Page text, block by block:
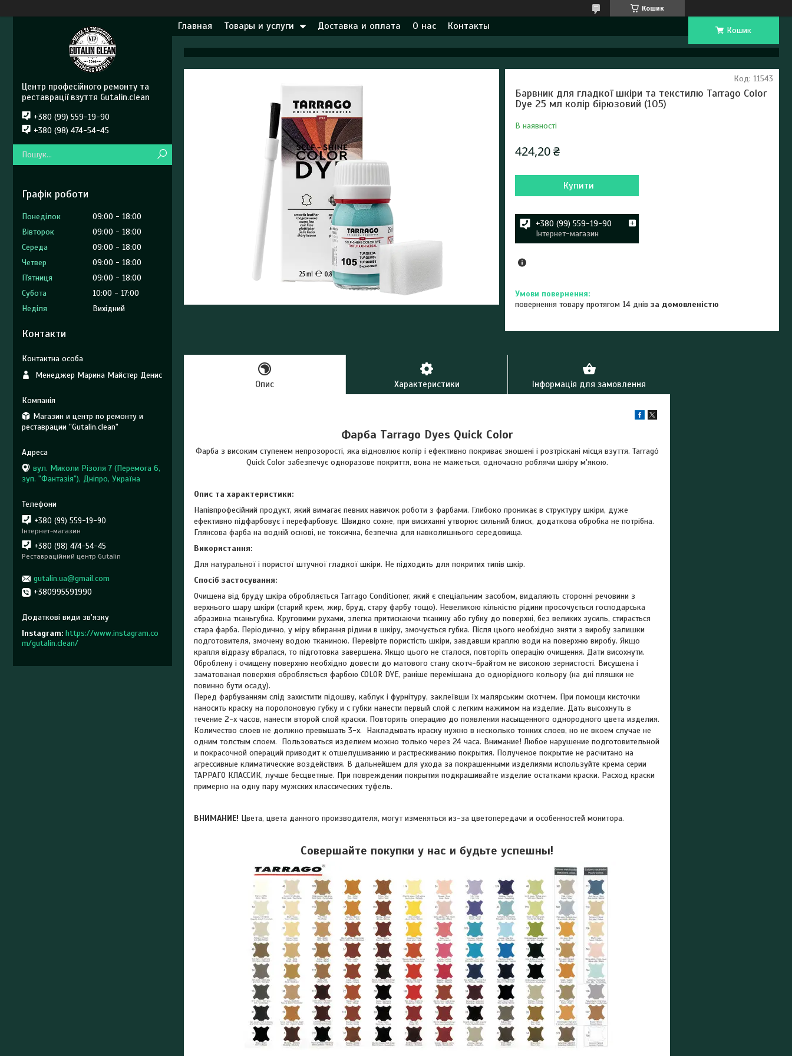
Кошик
Главная Товары и услуги Доставка и оплата О нас Контакты Кошик
Барвник для гладкої шкіри та текстилю Tarrago Color
Dye 25 мл колір бірюзовий (105)
В наявності
Код: 11543
424,20 ₴
Купити
+380 (99) 559-19-90
Інтернет-магазин
повернення товару протягом 14 днівза домовленістю
Опис Характеристики Інформація для замовлення
Фарба Tarrago Dyes Quick Color
Фарба з високим ступенем непрозорості, яка відновлює колір і ефективно покриває зношені і розтріскані місця взуття. Tarragó
Quick Color забезпечує одноразове покриття, вона не мажеться, одночасно роблячи шкіру м'якою.
Опис та характеристики:
Напівпрофесійний продукт, який вимагає певних навичок роботи з фарбами. Глибоко проникає в структуру шкіри, дуже
ефективно підфарбовує і перефарбовує. Швидко сохне, при висиханні утворює сильний блиск, додаткова обробка не потрібна.
Глянсова фарба на водній основі, не токсична, безпечна для навколишнього середовища.
Використання:
Для натуральної і пористої штучної гладкої шкіри. Не підходить для покритих типів шкір.
Спосіб застосування:
Очищена від бруду шкіра обробляється Tarrago Conditioner, який є спеціальним засобом, видаляють сторонні речовини з
верхнього шару шкіри (старий крем, жир, бруд, стару фарбу тощо). Невеликою кількістю рідини просочується господарська
абразивна тканьгубка. Круговими рухами, злегка притискаючи тканину або губку до поверхні, без великих зусиль, стирається
стара фарба. Періодично, у міру вбирання рідини в шкіру, змочується губка. Після цього необхідно зняти з виробу залишки
подготовителя, змочену водою тканиною. Перевірте пористість шкіри, завдавши краплю води на поверхню виробу. Якщо
крапля відразу вбралася, то підготовка завершена. Якщо цього не сталося, повторіть операцію очищення. Дати висохнути.
Оброблену і очищену поверхню необхідно довести до матового стану скотч-брайтом не високою зернистості. Висушена і
заматованая поверхня обробляється фарбою COLOR DYE, раніше перемішана до однорідного кольору (на дні пляшки не
повинно бути осаду).
Перед фарбуванням слід захистити підошву, каблук і фурнітуру, заклеївши їх малярським скотчем. При помощи кисточки
наносить краску на поролоновую губку и с губки нанести первый слой с легким нажимом на изделие. Дать высохнуть в
течение 2-х часов, нанести второй слой краски. Повторять операцию до появления насыщенного однородного цвета изделия.
Количество слоев не должно превышать 3-х. Накладывать краску нужно в несколько тонких слоев, но не вкоем случае не
одним толстым слоем. Пользоваться изделием можно только через 24 часа. Внимание! Любое нарушение подготовительной
и покрасочной операций приводит к отшелушиванию и растрескиванию покрытия. Полученое покрытие не расчитано на
агрессивные климатические воздействия. В дальнейшем для ухода за покрашенными изделиями используйте крема серии
ТАРРАГО КЛАССИК, лучше бесцветные. При повреждении покрытия подкрашивайте изделие остатками краски. Расход краски
примерно на одну пару мужских классических туфель.
ВНИМАНИЕ! Цвета, цвета данного производителя, могут изменяться из-за цветопередачи и особенностей монитора.
Совершайте покупки у нас и будьте успешны!
Центр професійного ремонту та
реставрації взуття Gutalin.clean
+380 (99) 559-19-90
+380 (98) 474-54-45
Графік роботи
Понеділок 09:00
18:00
Вівторок
09:00
18:00
Середа
09:00
18:00
Четвер
09:00
18:00
Пʼятниця
09:00
18:00
Субота
10:00
17:00
Неділя
Вихідний
Контакти
Менеджер Марина Майстер Денис
Магазин и центр по ремонту и
реставрации "Gutalin.clean"
вул. Миколи Різоля 7 (Перемога 6,
зуп. "Фантазія"), Дніпро, Україна
+380 (99) 559-19-90
Інтернет-магазин
+380 (98) 474-54-45
Реставраційний центр Gutalin
gutalin.ua@gmail.com
+380995591990
Instagram https://www.instagram.co
m/gutalin.clean/